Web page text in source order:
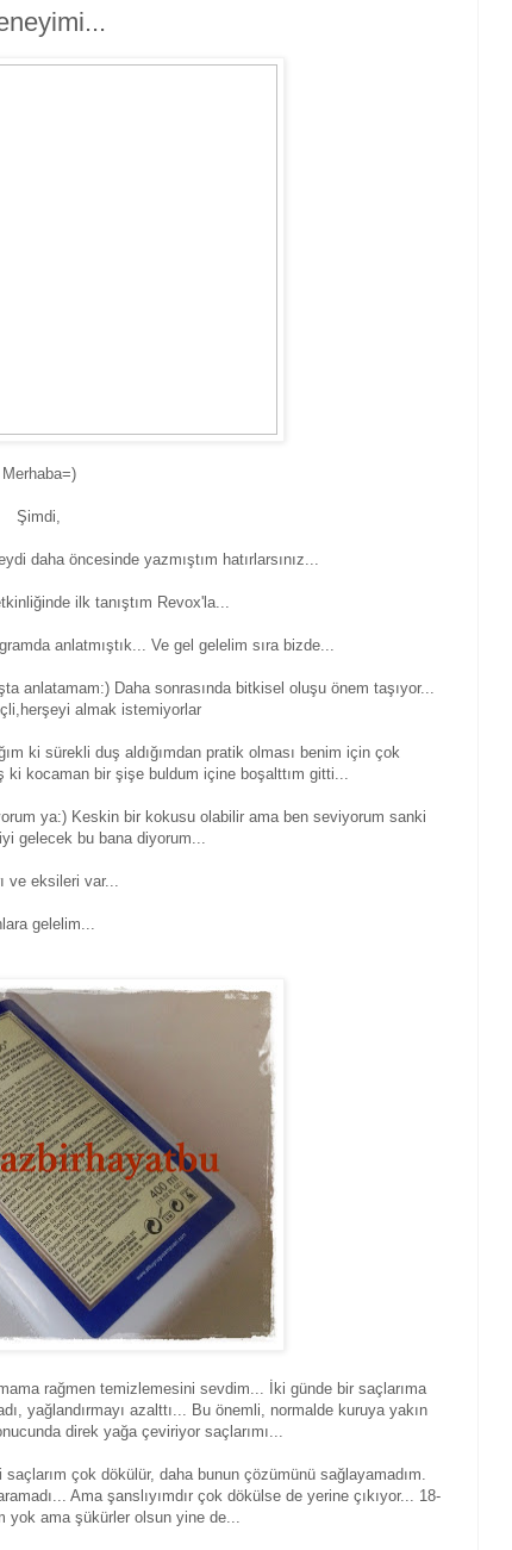
Merhaba=)
Şimdi,
daha öncesinde yazmıştım hatırlarsınız...
ilk tanıştım Revox'la...
anlatmıştık... Ve gel gelelim sıra bizde...
anlatamam:) Daha sonrasında bitkisel oluşu önem taşıyor...
almak istemiyorlar
ki sürekli duş aldığımdan pratik olması benim için çok
kocaman bir şişe buldum içine boşalttım gitti...
ya:) Keskin bir kokusu olabilir ama ben seviyorum sanki
gelecek bu bana diyorum...
ve eksileri var...
gelelim...
rağmen temizlemesini sevdim... İki günde bir saçlarıma
yağlandırmayı azalttı... Bu önemli, normalde kuruya yakın
direk yağa çeviriyor saçlarımı...
çok dökülür, daha bunun çözümünü sağlayamadım.
Ama şanslıyımdır çok dökülse de yerine çıkıyor... 18-
yok ama şükürler olsun yine de...